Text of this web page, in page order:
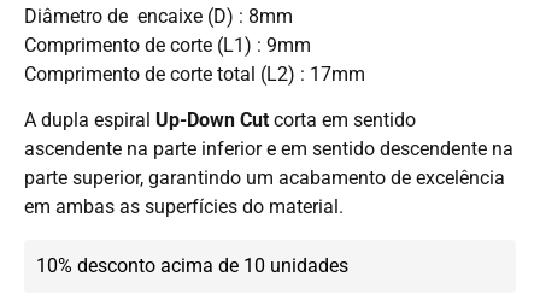
Diâmetro de encaixe (D) : 8mm
Comprimento de corte (L1) : 9mm
Comprimento de corte total (L2) : 17mm
A dupla espiral Up-Down Cut corta em sentido
ascendente na parte inferior e em sentido descendente na
parte superior, garantindo um acabamento de excelência
em ambas as superfícies do material.
10% desconto acima de 10 unidades